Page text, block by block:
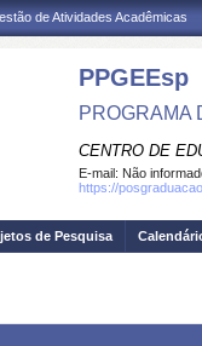
de Atividades Acadêmicas
PPGEEsp
PROGRAMA
CENTRO DE
E-mail: Não
https://
de Pesquisa